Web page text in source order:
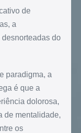
de
a
do
paradigma, a
é que a
dolorosa,
de mentalidade,
os